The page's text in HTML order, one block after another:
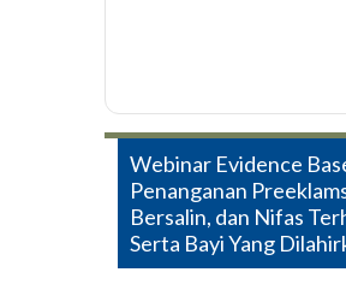
Post
navigation
Webinar Evidence
Penanganan
Bersalin, dan Nifas
Serta Bayi Yang